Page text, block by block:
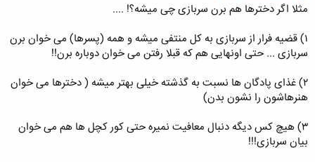
مثلا اگر دخترها هم برن سربازی چی میشه؟! ....
۱) قضیه فرار از سربازی به کل منتفی میشه و همه (پسرها) می خوان برن
سربازی ... حتی اونهایی هم که قبلا رفتن می خوان دوباره برن!!
۲) غذای پادگان ها نسبت به گذشته خیلی بهتر میشه ( دخترها می خوان
هنرهاشون را نشون بدن)
۳) هیچ کس دیگه دنبال معافیت نمیره حتی کور کچل ها هم می خوان
بیان سربازی!!!